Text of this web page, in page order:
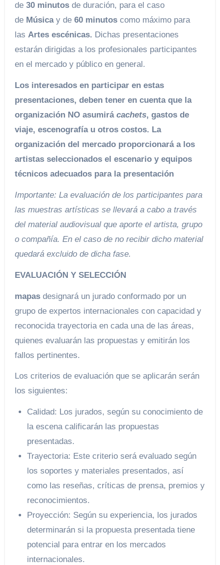
de 30 minutosde duración, para el caso
deMúsicay de 60 minutos como máximo para
las Artes escénicas. Dichas presentaciones
estarán dirigidas a los profesionales participantes
en el mercado y público en general.
Los interesados en participar en estas
presentaciones, deben tener en cuenta que la
organización NO asumirá cachets, gastos de
viaje, escenografía u otros costos. La
organización del mercado proporcionará a los
artistas seleccionados el escenario y equipos
técnicos adecuados para la presentación
Importante: La evaluación de los participantes para
las muestras artísticas se llevará a cabo a través
del material audiovisual que aporte el artista, grupo
o compañía. En el caso de no recibir dicho material
quedará excluido de dicha fase.
EVALUACIÓN Y SELECCIÓN
mapas designará un jurado conformado por un
grupo de expertos internacionales con capacidad y
reconocida trayectoria en cada una de las áreas,
quienes evaluarán las propuestas y emitirán los
fallos pertinentes.
Los criterios de evaluación que se aplicarán serán
los siguientes:
Calidad: Los jurados, según su conocimiento de
la escena calificarán las propuestas
presentadas.
Trayectoria: Este criterio será evaluado según
los soportes y materiales presentados, así
como las reseñas, críticas de prensa, premios y
reconocimientos.
Proyección: Según su experiencia, los jurados
determinarán si la propuesta presentada tiene
potencial para entrar en los mercados
internacionales.